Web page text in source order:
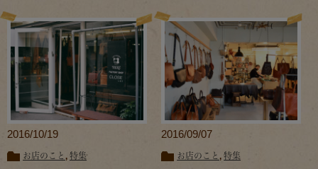
2016/10/19
お店のこと , 特集
2016/09/07
お店のこと ,特集